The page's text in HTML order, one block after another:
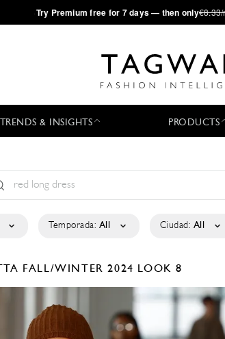
·Try Premium free for 7 days — then only
TRENDS & INSIGHTS PRODUCTS
Temporada: All Ciudad: All
FALL/WINTER 2024 LOOK 8